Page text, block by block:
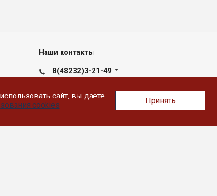
сайт, вы даете
cookies
Принять
Наши контакты
8(48232)3-21-49
172390, г.Ржев, Ленинградское
шоссе, дом 9, этаж 2, офис 207.